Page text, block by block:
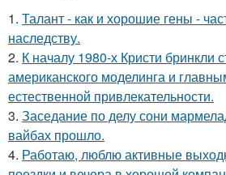
1. Талант - как и хорошие гены -
наследству.
2. К началу 1980-х Кристи бринкли
американского моделинга и
естественной привлекательности.
3. Заседание по делу сони
вайбах прошло.
4. Работаю, люблю активные